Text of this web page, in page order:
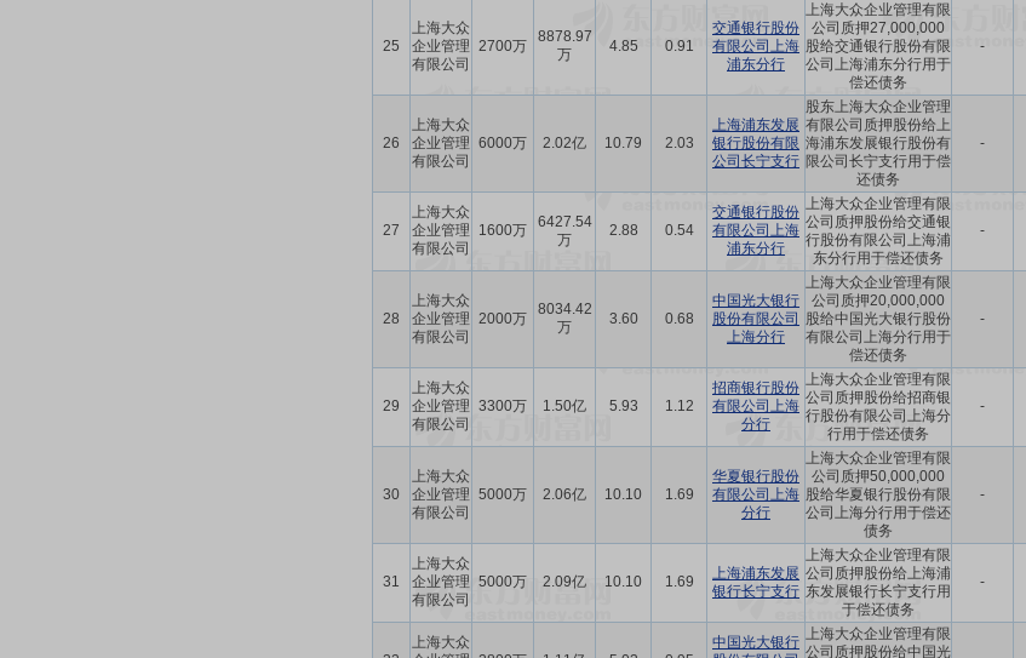
25
上海大众
企业管理
有限公司
2700万
8878.97
万
4.85 0.91
交通银行股份
有限公司上海
浦东分行
上海大众企业管理有限
公司质押27,000,000
股给交通银行股份有限
公司上海浦东分行用于
偿还债务
-
26
上海大众
企业管理
有限公司
6000万 2.02亿 10.79 2.03
上海浦东发展
银行股份有限
公司长宁支行
股东上海大众企业管理
有限公司质押股份给上
海浦东发展银行股份有
限公司长宁支行用于偿
还债务
-
27
上海大众
企业管理
有限公司
1600万
6427.54
万
2.88 0.54
交通银行股份
有限公司上海
浦东分行
上海大众企业管理有限
公司质押股份给交通银
行股份有限公司上海浦
东分行用于偿还债务
-
28
上海大众
企业管理
有限公司
2000万
8034.42
万
3.60 0.68
中国光大银行
股份有限公司
上海分行
上海大众企业管理有限
公司质押20,000,000
股给中国光大银行股份
有限公司上海分行用于
偿还债务
-
29
上海大众
企业管理
有限公司
3300万 1.50亿 5.93 1.12
招商银行股份
有限公司上海
分行
上海大众企业管理有限
公司质押股份给招商银
行股份有限公司上海分
行用于偿还债务
-
30
上海大众
企业管理
有限公司
5000万 2.06亿 10.10 1.69
华夏银行股份
有限公司上海
分行
上海大众企业管理有限
公司质押50,000,000
股给华夏银行股份有限
公司上海分行用于偿还
债务
-
31
上海大众
企业管理
有限公司
5000万 2.09亿 10.10 1.69
上海浦东发展
银行长宁支行
上海大众企业管理有限
公司质押股份给上海浦
东发展银行长宁支行用
于偿还债务
-
上海大众
中国光大银行 上海大众企业管理有限
公司质押股份给中国光